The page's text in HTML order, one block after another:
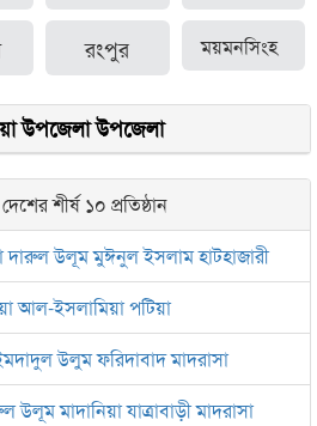
রংপুর ময়মনসিংহ
উপজেলা উপজেলা
শীর্ষ ১০ প্রতিষ্ঠান
উলূম মুঈনুল ইসলাম হাটহাজারী
আল-ইসলামিয়া পটিয়া
উলুম ফরিদাবাদ মাদরাসা
উলূম মাদানিয়া যাত্রাবাড়ী মাদরাসা